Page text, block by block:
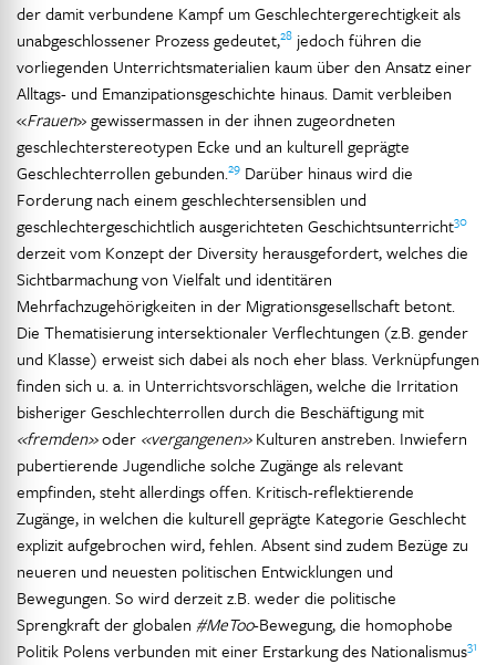
der damit verbundene Kampf um Geschlechtergerechtigkeit als
unabgeschlossener Prozess gedeutet,28 jedoch führen die
vorliegenden Unterrichtsmaterialien kaum über den Ansatz einer
Alltags- und Emanzipationsgeschichte hinaus. Damit verbleiben
«Frauen» gewissermassen in der ihnen zugeordneten
geschlechterstereotypen Ecke und an kulturell geprägte
Geschlechterrollen gebunden.29 Darüber hinaus wird die
Forderung nach einem geschlechtersensiblen und
geschlechtergeschichtlich ausgerichteten Geschichtsunterricht30
derzeit vom Konzept der Diversity herausgefordert, welches die
Sichtbarmachung von Vielfalt und identitären
Mehrfachzugehörigkeiten in der Migrationsgesellschaft betont.
Die Thematisierung intersektionaler Verflechtungen (z.B. gender
und Klasse) erweist sich dabei als noch eher blass. Verknüpfungen
finden sich u. a. in Unterrichtsvorschlägen, welche die Irritation
bisheriger Geschlechterrollen durch die Beschäftigung mit
«fremden»oder «vergangenen»Kulturen anstreben. Inwiefern
pubertierende Jugendliche solche Zugänge als relevant
empfinden, steht allerdings offen. Kritisch-reflektierende
Zugänge, in welchen die kulturell geprägte Kategorie Geschlecht
explizit aufgebrochen wird, fehlen. Absent sind zudem Bezüge zu
neueren und neuesten politischen Entwicklungen und
Bewegungen. So wird derzeit z.B. weder die politische
Sprengkraft der globalen #MeToo-Bewegung, die homophobe
Politik Polens verbunden mit einer Erstarkung des Nationalismus31